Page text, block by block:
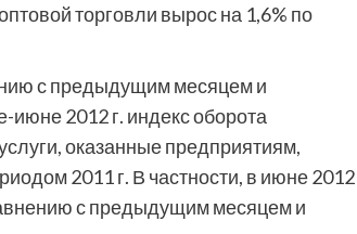
торговли вырос на 1,6% по
с предыдущим месяцем и
2012 г. индекс оборота
оказанные предприятиям,
2011 г. В частности, в июне 2012
с предыдущим месяцем и